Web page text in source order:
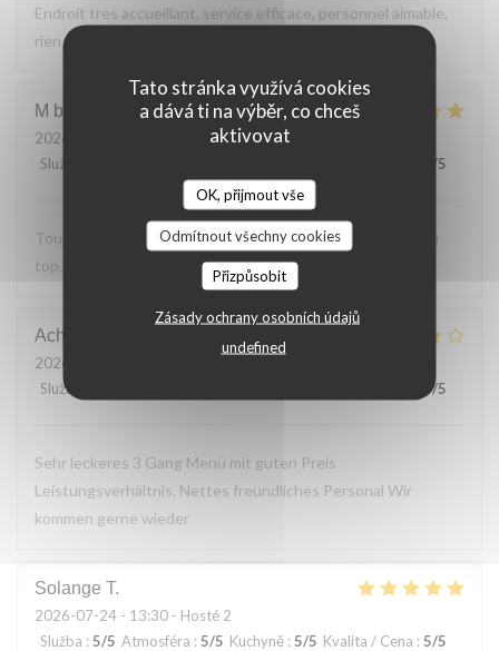
Tato stránka využívá cookies
a dává ti na výběr, co chceš
aktivovat
OK, přijmout vše
Odmítnout všechny cookies
Přizpůsobit
Zásady ochrany osobních údajů
undefined
Endroit tres accueillant, service efficace, personnel aimable,
rien a reprocher sur les plats.
M bouchon
2026-07-24
- 19:30 - Hosté 2
Služba
/5
Toujours Aussi bon avec les produits locaux, l'accueil et au
top. Lo
Achim
2026-07-24
Služba
5/5
Sehr leckeres 3 Gang Menü mit guten Preis
Leistungsverhältnis. Nettes freundliches Personal Wir
kommen gerne wieder
Solange T
2026-07-24 - 13:30 - Hosté 2
Služba : 5/5 Atmosféra : 5/5 Kuchyně : 5/5 Kvalita / Cena : 5/5